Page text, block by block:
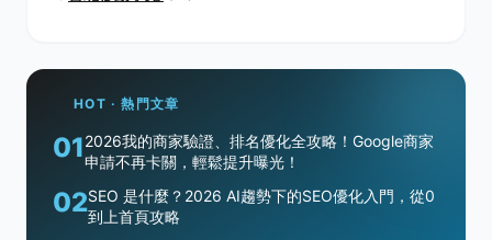
HOT · 熱門文章
012026我的商家驗證、排名優化全攻略！Google商家
申請不再卡關，輕鬆提升曝光！
02SEO 是什麼？2026 AI趨勢下的SEO優化入門，從0
到上首頁攻略